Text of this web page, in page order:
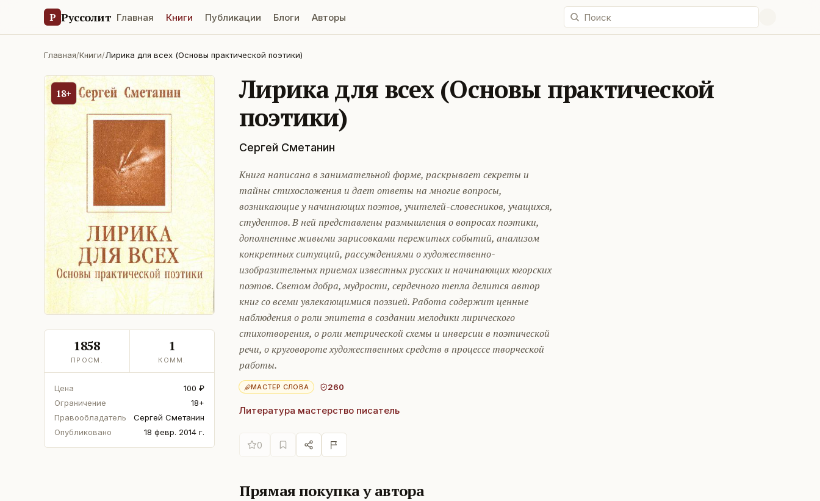
Р Руссолит Главная Книги Публикации Блоги Авторы
Главная/Книги/Лирика для всех (Основы практической поэтики)
18+
1858
ПРОСМ.
1
КОММ.
Цена
100 ₽
Ограничение
18+
Правообладатель
Сергей Сметанин
Опубликовано
18 февр. 2014 г.
Лирика для всех (Основы практической
поэтики)
Сергей Сметанин
Книга написана в занимательной форме, раскрывает секреты и
тайны стихосложения и дает ответы на многие вопросы,
возникающие у начинающих поэтов, учителей-словесников, учащихся,
студентов. В ней представлены размышления о вопросах поэтики,
дополненные живыми зарисовками пережитых событий, анализом
конкретных ситуаций, рассуждениями о художественно-
изобразительных приемах известных русских и начинающих югорских
поэтов. Светом добра, мудрости, сердечного тепла делится автор
книг со всеми увлекающимися поэзией. Работа содержит ценные
наблюдения о роли эпитета в создании мелодики лирического
стихотворения, о роли метрической схемы и инверсии в поэтической
речи, о круговороте художественных средств в процессе творческой
работы.
МАСТЕР СЛОВА 260
Литература мастерство писатель
0
Прямая покупка у автора